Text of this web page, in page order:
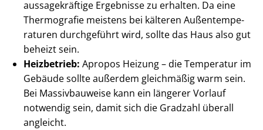
aussagekräftige Ergebnisse zu erhalten. Da eine
Thermografie meistens bei kälteren Au­ßen­tem­pe­
ra­tu­ren durchgeführt wird, sollte das Haus also gut
beheizt sein.
Heizbetrieb: Apropos Heizung – die Temperatur im
Gebäude sollte außerdem gleichmäßig warm sein.
Bei Massivbauweise kann ein längerer Vorlauf
notwendig sein, damit sich die Gradzahl überall
angleicht.